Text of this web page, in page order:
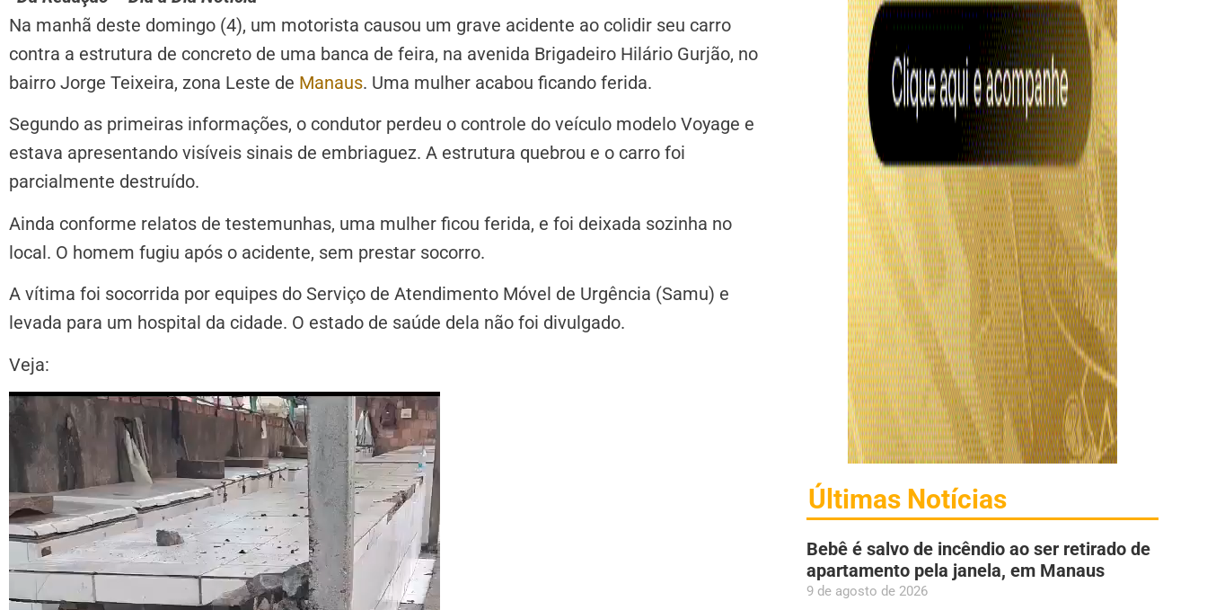
Na manhã deste domingo (4), um motorista causou um grave acidente ao colidir seu carro
contra a estrutura de concreto de uma banca de feira, na avenida Brigadeiro Hilário Gurjão, no
bairro Jorge Teixeira, zona Leste de Manaus. Uma mulher acabou ficando ferida.
Segundo as primeiras informações, o condutor perdeu o controle do veículo modelo Voyage e
estava apresentando visíveis sinais de embriaguez. A estrutura quebrou e o carro foi
parcialmente destruído.
Ainda conforme relatos de testemunhas, uma mulher ficou ferida, e foi deixada sozinha no
local. O homem fugiu após o acidente, sem prestar socorro.
A vítima foi socorrida por equipes do Serviço de Atendimento Móvel de Urgência (Samu) e
levada para um hospital da cidade. O estado de saúde dela não foi divulgado.
Veja:
Tocador
de
vídeo
Últimas Notícias
Bebê é salvo de incêndio ao ser retirado de
apartamento pela janela, em Manaus
9 de agosto de 2026